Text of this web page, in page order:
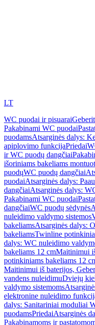
LT
WC puodai ir pisuarai
Pakabinami WC puodai
puodamsAtsarginės dalys:
apiplovimo funkcijaPriedai
ir WC puodų dangčiai
išoriniams bakeliams
puodųWC puodų dangčiai
puodaiAtsarginės dalys:
dangčiaiAtsarginės dalys:
Pakabinami WC puodai
dangčiaiWC puodų sėdynės
nuleidimo valdymo sistemos
bakeliamsAtsarginės dalys:
bakeliamsTwinline
dalys: WC nuleidimo
bakeliams 12 cmMaitinimui
potinkiniams bakeliams 12
Maitinimui iš baterijos,
vandens nuleidimuDviejų
valdymo sistemoms
elektronine nuleidimo
dalys: Sanitariniai moduliai
puodamsPriedaiAtsarginės
Pakabinamoms ir